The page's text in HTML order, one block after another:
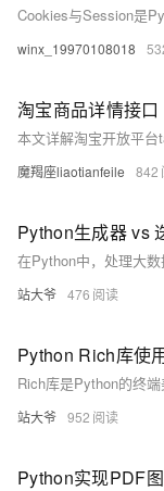
winx_19970108018
魔羯座liaotianfeile 842
Python生成器 vs
站大爷 476
Python Rich库使
站大爷 952